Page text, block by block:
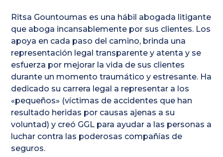
Ritsa Gountoumas es una hábil abogada litigante
que aboga incansablemente por sus clientes. Los
apoya en cada paso del camino, brinda una
representación legal transparente y atenta y se
esfuerza por mejorar la vida de sus clientes
durante un momento traumático y estresante. Ha
dedicado su carrera legal a representar a los
«pequeños» (víctimas de accidentes que han
resultado heridas por causas ajenas a su
voluntad) y creó GGL para ayudar a las personas a
luchar contra las poderosas compañías de
seguros.